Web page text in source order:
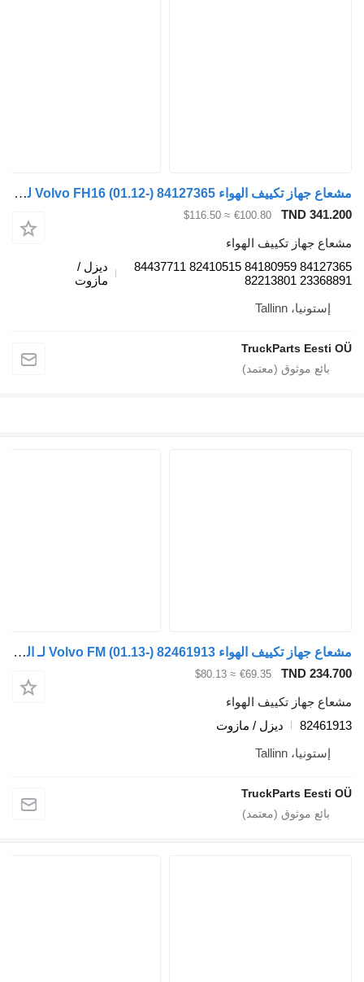
مشعاع جهاز تكييف الهواء Volvo FH16 (01.12-) 84127365 لـ السيارات القاطرة Volvo FH12, FH16, NH12, FH, VNL780 (1993-2014)
TND
€100.80
≈ $116.50
تكييف الهواء
84127365 84180959 82410515 84437711
ديزل /
TruckParts
مشعاع جهاز تكييف الهواء Volvo FM (01.13-) 82461913 لـ السيارات القاطرة Volvo FH, FM, FMX-4 series (2013-)
TND
€69.35
≈ $80.13
تكييف الهواء
ديزل / مازوت
TruckParts